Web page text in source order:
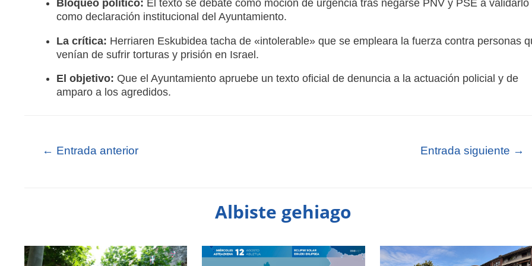
Bloqueo político: El texto se debate como moción de urgencia tras negarse PNV y PSE a validarlo
como declaración institucional del Ayuntamiento.
La crítica: Herriaren Eskubidea tacha de «intolerable» que se empleara la fuerza contra personas
venían de sufrir torturas y prisión en Israel.
El objetivo: Que el Ayuntamiento apruebe un texto oficial de denuncia a la actuación policial y de
amparo a los agredidos.
← Entrada anterior Entrada siguiente →
Albiste gehiago